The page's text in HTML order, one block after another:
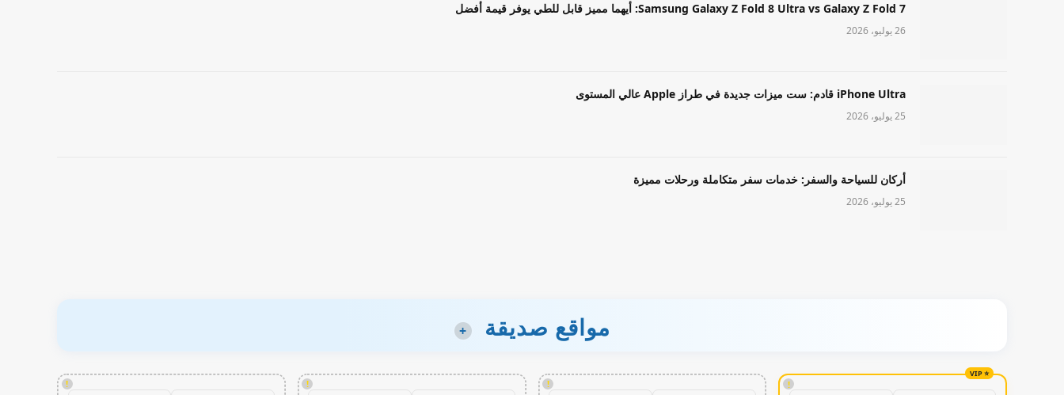
Samsung Galaxy Z Fold 8 Ultra vs Galaxy Z Fold 7: أيهما مميز قابل للطي يوفر قيمة أفضل
26 يوليو، 2026
iPhone Ultra قادم: ست ميزات جديدة في طراز Apple عالي المستوى
25 يوليو، 2026
أركان للسياحة والسفر: خدمات سفر متكاملة ورحلات مميزة
25 يوليو، 2026
مواقع صديقة +
!
!
!
!